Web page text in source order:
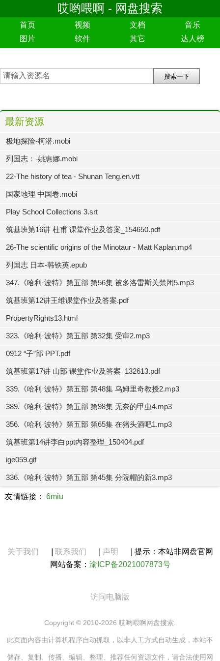
哎哟喂啊 - 网盘搜索
首页 视频 文档
音乐
图片
软件 其它 达人榜
最新资源
极地探险-柯潜.mobi
列国志：-姚惠娜.mobi
22-The history of tea - Shunan Teng.en.vtt
国家地理 中国卷.mobi
Play School Collections 3.srt
筑基班第16讲 杜甫 课堂作业及答案_154650.pdf
26-The scientific origins of the Minotaur - Matt Kaplan.mp4
列国志 日本-韩铁英.epub
347.《哈利·波特》第五部 第56集 被多洛雷斯关禁闭5.mp3
筑基班第12讲王维课堂作业及答案.pdf
PropertyRights13.html
323.《哈利·波特》第五部 第32集 受审2.mp3
0912 “子”部 PPT.pdf
筑基班第17讲 山部 课堂作业及答案_132613.pdf
339.《哈利·波特》第五部 第48集 乌姆里奇教授2.mp3
389.《哈利·波特》第五部 第98集 无奈的甲虫4.mp3
356.《哈利·波特》第五部 第65集 在猪头酒吧1.mp3
筑基班第14讲李白ppt内容整理_150404.pdf
ige059.gif
336.《哈利·波特》第五部 第45集 分院帽的新3.mp3
友情链接： 6miu
关于我们 联系我们 声明
提示：本站非网盘官网
网站备案： 渝ICP备2021007873号
访问电脑版
Copyright © 2010-2026 哎哟喂啊网盘搜索.
此页面内容由计算机程序自动抓取，以非人工方式自动生成，本站不
储存、复制、传播、编辑、整理、推荐任何资源文件，请合法使用网